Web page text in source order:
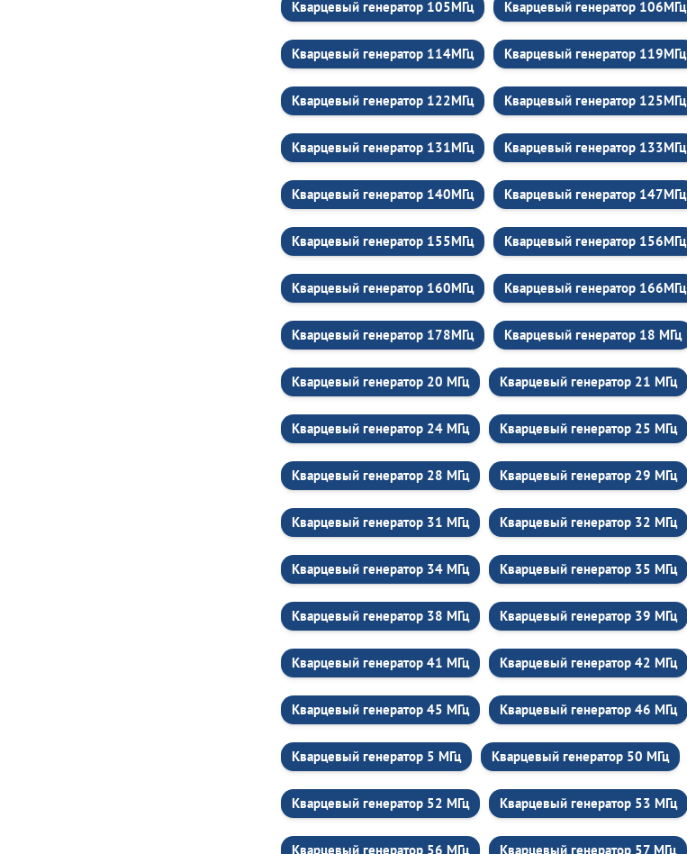
Кварцевый генератор 105МГц Кварцевый генератор 106МГц
Кварцевый генератор 114МГц Кварцевый генератор 119МГц
Кварцевый генератор 122МГц Кварцевый генератор 125МГц
Кварцевый генератор 131МГц Кварцевый генератор 133МГц
Кварцевый генератор 140МГц Кварцевый генератор 147МГц
Кварцевый генератор 155МГц Кварцевый генератор 156МГц
Кварцевый генератор 160МГц Кварцевый генератор 166МГц
Кварцевый генератор 178МГц Кварцевый генератор 18 МГц
Кварцевый генератор 20 МГц Кварцевый генератор 21 МГц
Кварцевый генератор 24 МГц Кварцевый генератор 25 МГц
Кварцевый генератор 28 МГц Кварцевый генератор 29 МГц
Кварцевый генератор 31 МГц Кварцевый генератор 32 МГц
Кварцевый генератор 34 МГц Кварцевый генератор 35 МГц
Кварцевый генератор 38 МГц Кварцевый генератор 39 МГц
Кварцевый генератор 41 МГц Кварцевый генератор 42 МГц
Кварцевый генератор 45 МГц Кварцевый генератор 46 МГц
Кварцевый генератор 5 МГц Кварцевый генератор 50 МГц
Кварцевый генератор 52 МГц Кварцевый генератор 53 МГц
Кварцевый генератор 56 МГц Кварцевый генератор 57 МГц